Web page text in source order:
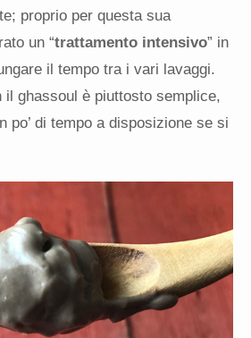
proprio per questa sua
un “trattamento intensivo” in
il tempo tra i vari lavaggi.
il ghassoul è piuttosto semplice,
po’ di tempo a disposizione se si